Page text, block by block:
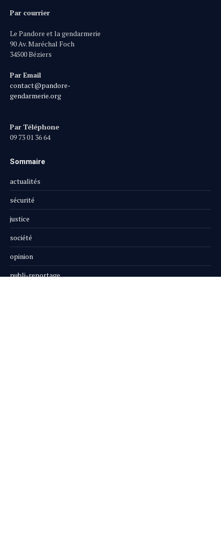
Par courrier
Le Pandore et la gendarmerie
90 Av. Maréchal Foch
34500 Béziers
Par Email
contact@pandore-
gendarmerie.org
Par Téléphone
09 73 01 36 64
Sommaire
actualités
sécurité
justice
société
opinion
publi-reportage